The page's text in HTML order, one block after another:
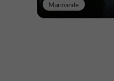
Marmande